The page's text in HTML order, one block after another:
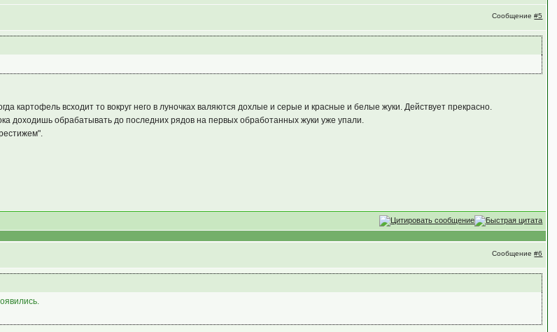
Сообщение#5
картофель всходит то вокруг него в луночках валяются дохлые и серые и красные и белые жуки. Действует прекрасно.
доходишь обрабатывать до последних рядов на первых обработанных жуки уже упали.
Сообщение#6